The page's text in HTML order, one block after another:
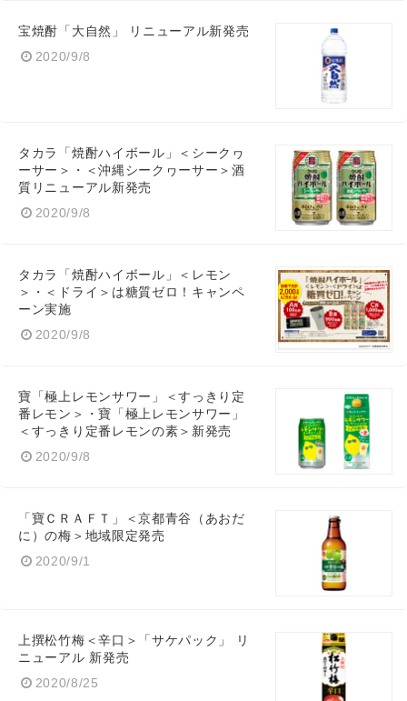
宝焼酎「大自然」 リニューアル新発売
2020/9/8
タカラ「焼酎ハイボール」＜シークヮ
ーサー＞・＜沖縄シークヮーサー＞酒
質リニューアル新発売
2020/9/8
タカラ「焼酎ハイボール」＜レモン
＞・＜ドライ＞は糖質ゼロ！キャンペ
ーン実施
2020/9/8
寶「極上レモンサワー」＜すっきり定
番レモン＞・寶「極上レモンサワー」
＜すっきり定番レモンの素＞新発売
2020/9/8
「寶ＣＲＡＦＴ」＜京都青谷（あおだ
に）の梅＞地域限定発売
2020/9/1
上撰松竹梅＜辛口＞「サケパック」 リ
ニューアル 新発売
2020/8/25